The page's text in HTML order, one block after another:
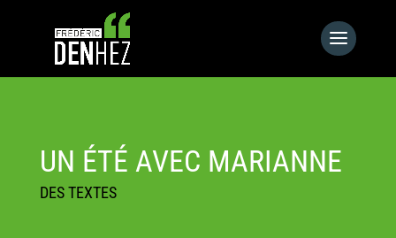
UN ÉTÉ AVEC MARIANNE
DES TEXTES